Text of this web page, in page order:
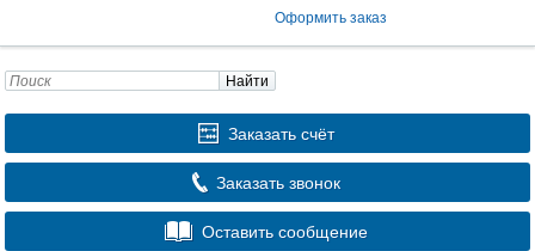
Оформить заказ
Найти
Заказать счёт
Заказать звонок
Оставить сообщение